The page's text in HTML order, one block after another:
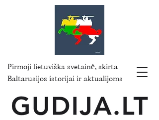
Pirmoji lietuviška svetainė, skirta
Baltarusijos istorijai ir aktualijoms